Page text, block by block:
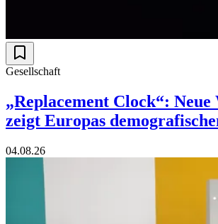
Gesellschaft
„Replacement Clock“: Neue
zeigt Europas
04.08.26